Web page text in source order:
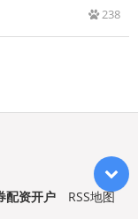
238
配资开户
RSS地图